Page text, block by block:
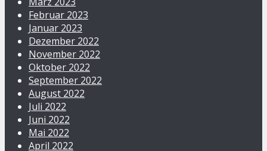
Februar 2023
Januar 2023
Dezember 2022
November 2022
Oktober 2022
September 2022
August 2022
Juli 2022
Juni 2022
Mai 2022
April 2022